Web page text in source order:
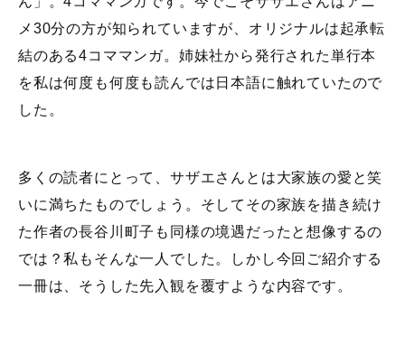
メ30分の方が知られていますが、オリジナルは起承転
結のある4コママンガ。姉妹社から発行された単行本
を私は何度も何度も読んでは日本語に触れていたので
した。
多くの読者にとって、サザエさんとは大家族の愛と笑
いに満ちたものでしょう。そしてその家族を描き続け
た作者の長谷川町子も同様の境遇だったと想像するの
では？私もそんな一人でした。しかし今回ご紹介する
一冊は、そうした先入観を覆すような内容です。